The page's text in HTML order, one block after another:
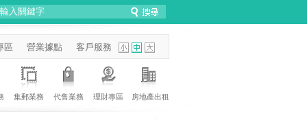
區 營業據點 客戶服務
集郵業務 代售業務 理財專區 房地產出租